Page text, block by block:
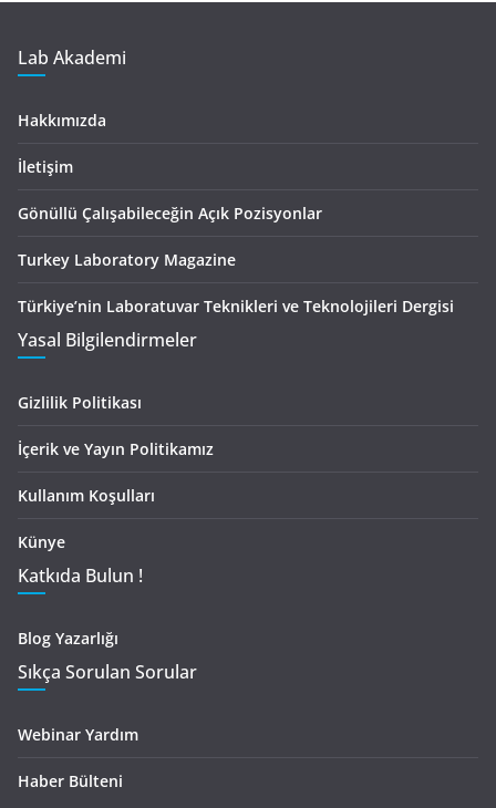
Lab Akademi
Hakkımızda
İletişim
Gönüllü Çalışabileceğin Açık Pozisyonlar
Turkey Laboratory Magazine
Türkiye’nin Laboratuvar Teknikleri ve Teknolojileri Dergisi
Yasal Bilgilendirmeler
Gizlilik Politikası
İçerik ve Yayın Politikamız
Kullanım Koşulları
Künye
Katkıda Bulun !
Blog Yazarlığı
Sıkça Sorulan Sorular
Webinar Yardım
Haber Bülteni